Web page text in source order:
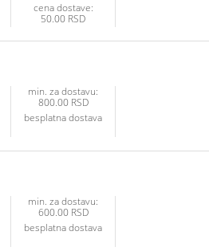
cena dostave:
50.00 RSD
min. za dostavu:
800.00 RSD
besplatna dostava
min. za dostavu:
600.00 RSD
besplatna dostava